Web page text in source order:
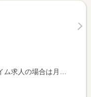
人の場合は時間額を表示しています。